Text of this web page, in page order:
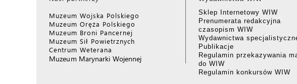
Muzeum Wojska Polskiego
Muzeum Oręża Polskiego
Muzeum Broni Pancernej
Muzeum Sił Powietrznych
Centrum Weterana
Muzeum Marynarki Wojennej
Sklep Internetowy WIW
Prenumerata redakcyjna
czasopism WIW
Wydawnictwa
Publikacje
Regulamin przekazywania
do WIW
Regulamin konkursów WIW